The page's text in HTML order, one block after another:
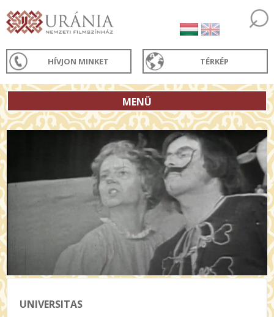
HÍVJON MINKET TÉRKÉP
MENÜ
UNIVERSITAS